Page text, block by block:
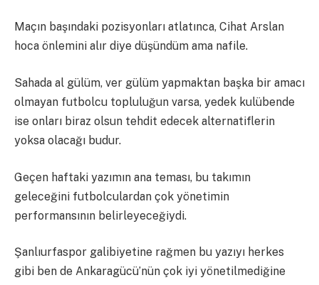
Maçın başındaki pozisyonları atlatınca, Cihat Arslan
hoca önlemini alır diye düşündüm ama nafile.
Sahada al gülüm, ver gülüm yapmaktan başka bir amacı
olmayan futbolcu topluluğun varsa, yedek kulübende
ise onları biraz olsun tehdit edecek alternatiflerin
yoksa olacağı budur.
Geçen haftaki yazımın ana teması, bu takımın
geleceğini futbolculardan çok yönetimin
performansının belirleyeceğiydi.
Şanlıurfaspor galibiyetine rağmen bu yazıyı herkes
gibi ben de Ankaragücü’nün çok iyi yönetilmediğine